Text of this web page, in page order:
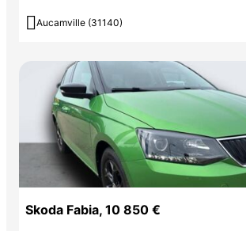
 Aucamville (31140)
Skoda Fabia, 10 850 €